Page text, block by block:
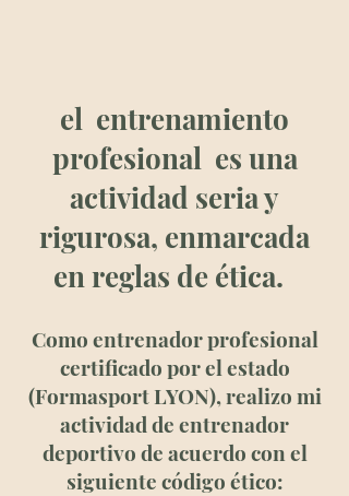
el entrenamiento
profesional es una
actividad seria y
rigurosa, enmarcada
en reglas de ética.
Como entrenador profesional
certificado por el estado
(Formasport LYON), realizo mi
actividad de entrenador
deportivo de acuerdo con el
siguiente código ético: